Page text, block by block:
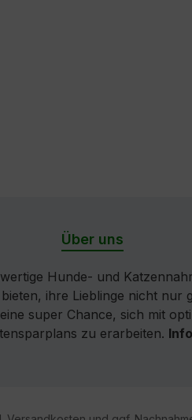
Über uns
Hunde- und
ihre Lieblinge nicht
super Chance, sich mit
zu erarbeiten.